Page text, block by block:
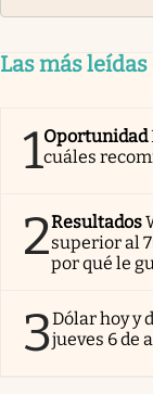
Las más
1Oportunidad
cuáles
2Resultados
superior al
por qué le
3Dólar hoy y
jueves 6 de